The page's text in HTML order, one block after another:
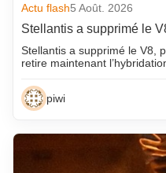
Actu flash5 Août. 2026
Stellantis a supprimé le
Stellantis a supprimé le V8,
retire maintenant
piwi